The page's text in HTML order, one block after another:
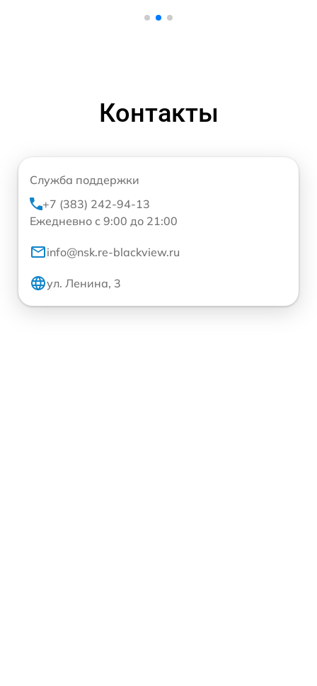
Контакты
Служба поддержки
+7 (383) 242-94-13
Ежедневно с 9:00 до 21:00
info@nsk.re-blackview.ru
ул. Ленина, 3